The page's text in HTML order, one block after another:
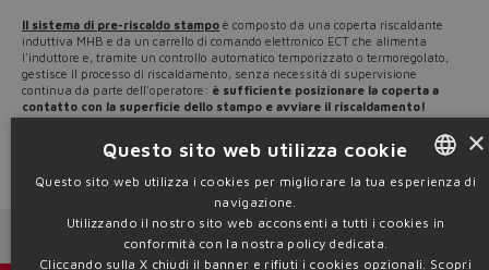
Il sistema di pre-riscaldo stampo è composto da una coperta riscaldante
induttiva MHB e da un carrello di comando elettronico ECT che alimenta
l'induttore e, tramite un controllo automatico temporizzato o termoregolato,
gestisce il processo di riscaldamento, senza necessità di supervisione
continua da parte dell'operatore: è sufficiente posizionare la coperta a
contatto con la superficie dello stampo e avviare il riscaldamento!
Source: NW22-22
×
Questo sito web utilizza cookie
Questo sito web utilizza i cookies per migliorare la tua esperienza di
navigazione.
Utilizzando il nostro sito web acconsenti a tutti i cookies in
conformità con la nostra policy dedicata.
Cliccando sulla X chiudi il banner e rifiuti i cookies opzionali. Scopri